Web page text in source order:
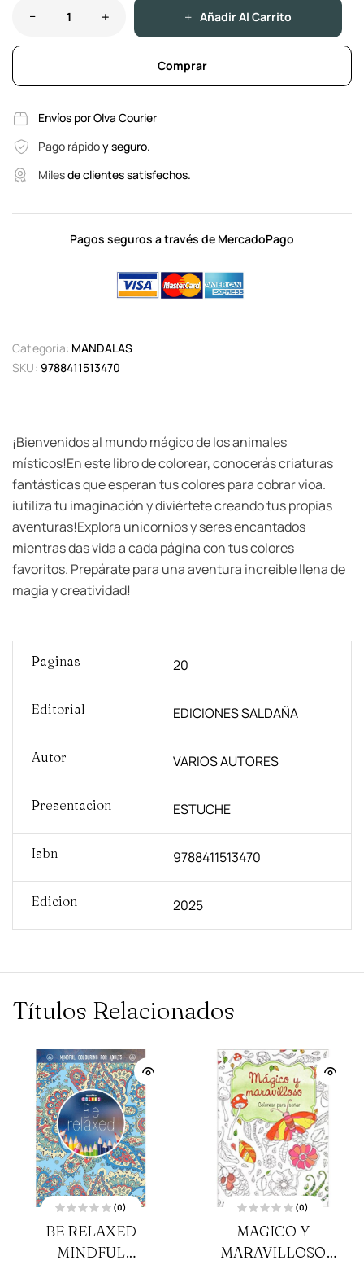
Añadir Al Carrito
Comprar
Envíos por Olva Courier
Pago rápidoy seguro.
Milesde clientes satisfechos.
Pagos seguros a través de MercadoPago
Categoría: MANDALAS
SKU: 9788411513470
¡Bienvenidos al mundo mágico de los animales
místicos!En este libro de colorear, conocerás criaturas
fantásticas que esperan tus colores para cobrar vioa.
iutiliza tu imaginación y diviértete creando tus propias
aventuras!Explora unicornios y seres encantados
mientras das vida a cada página con tus colores
favoritos. Prepárate para una aventura increible llena de
magia y creatividad!
Paginas 20
Editorial EDICIONES SALDAÑA
Autor VARIOS AUTORES
Presentacion ESTUCHE
Isbn 9788411513470
Edicion 2025
Títulos Relacionados
a
l
o
r
(0)
BE RELAXED
MINDFUL
a
l
o
r
(0)
MAGICO Y
MARAVILLOSO